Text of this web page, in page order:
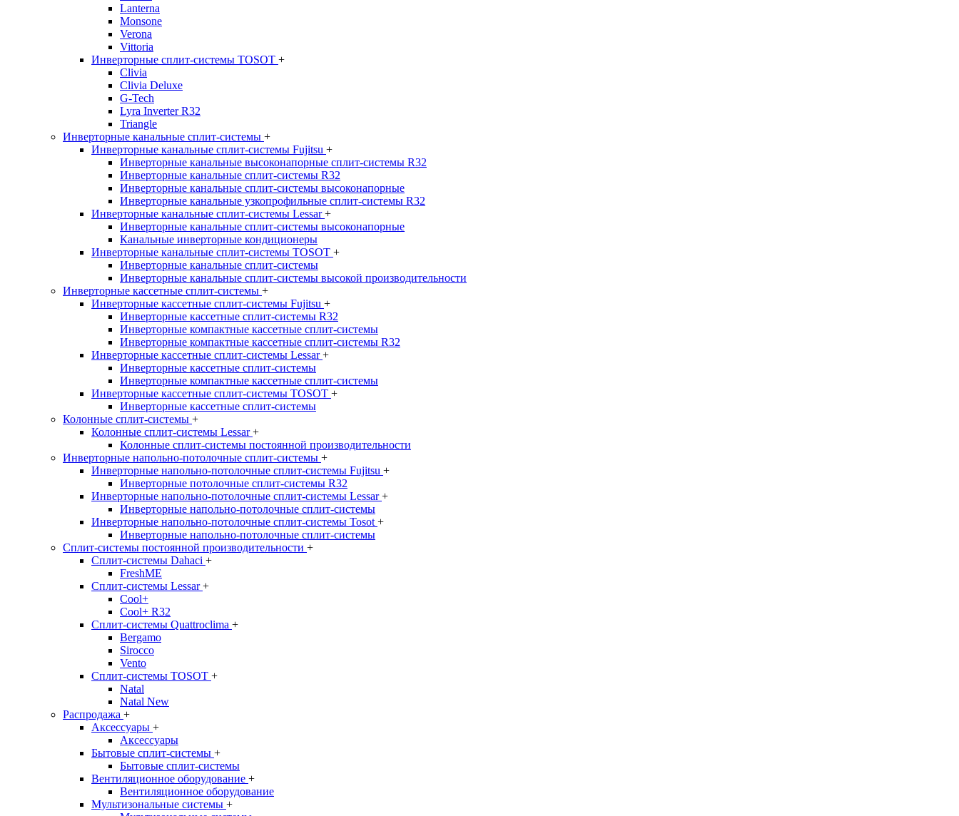
Lanterna
Monsone
Verona
Vittoria
Инверторные сплит-системы TOSOT +
Clivia
Clivia Deluxe
G-Tech
Lyra Inverter R32
Triangle
Инверторные канальные сплит-системы +
Инверторные канальные сплит-системы Fujitsu +
Инверторные канальные высоконапорные сплит-системы R32
Инверторные канальные сплит-системы R32
Инверторные канальные сплит-системы высоконапорные
Инверторные канальные узкопрофильные сплит-системы R32
Инверторные канальные сплит-системы Lessar+
Инверторные канальные сплит-системы высоконапорные
Канальные инверторные кондиционеры
Инверторные канальные сплит-системы TOSOT +
Инверторные канальные сплит-системы
Инверторные канальные сплит-системы высокой производительности
Инверторные кассетные сплит-системы +
Инверторные кассетные сплит-системы Fujitsu +
Инверторные кассетные сплит-системы R32
Инверторные компактные кассетные сплит-системы
Инверторные компактные кассетные сплит-системы R32
Инверторные кассетные сплит-системы Lessar+
Инверторные кассетные сплит-системы
Инверторные компактные кассетные сплит-системы
Инверторные кассетные сплит-системы TOSOT +
Инверторные кассетные сплит-системы
Колонные сплит-системы +
Колонные сплит-системы Lessar+
Колонные сплит-системы постоянной производительности
Инверторные напольно-потолочные сплит-системы +
Инверторные напольно-потолочные сплит-системы Fujitsu +
Инверторные потолочные сплит-системы R32
Инверторные напольно-потолочные сплит-системы Lessar+
Инверторные напольно-потолочные сплит-системы
Инверторные напольно-потолочные сплит-системы Tosot +
Инверторные напольно-потолочные сплит-системы
Сплит-системы постоянной производительности +
Сплит-системы Dahaci +
FreshME
Сплит-системы Lessar+
Cool+
Cool+ R32
Сплит-системы Quattroclima +
Bergamo
Sirocco
Vento
Сплит-системы TOSOT +
Natal
Natal New
Распродажа +
Аксессуары +
Аксессуары
Бытовые сплит-системы +
Бытовые сплит-системы
Вентиляционное оборудование +
Вентиляционное оборудование
Мультизональные системы +